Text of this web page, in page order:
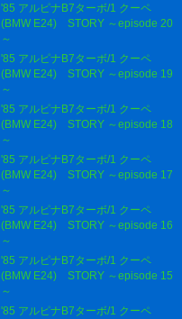
'85 アルピナB7ターボ/1 クーペ
(BMW E24) STORY ～episode 20
～
'85 アルピナB7ターボ/1 クーペ
(BMW E24) STORY ～episode 19
～
'85 アルピナB7ターボ/1 クーペ
(BMW E24) STORY ～episode 18
～
'85 アルピナB7ターボ/1 クーペ
(BMW E24) STORY ～episode 17
～
'85 アルピナB7ターボ/1 クーペ
(BMW E24) STORY ～episode 16
～
'85 アルピナB7ターボ/1 クーペ
(BMW E24) STORY ～episode 15
～
'85 アルピナB7ターボ/1 クーペ